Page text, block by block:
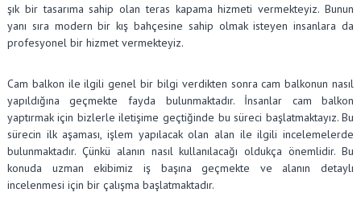
şık bir tasarıma sahip olan teras kapama hizmeti vermekteyiz. Bunun
yanı sıra modern bir kış bahçesine sahip olmak isteyen insanlara da
profesyonel bir hizmet vermekteyiz.
Cam balkon ile ilgili genel bir bilgi verdikten sonra cam balkonun nasıl
yapıldığına geçmekte fayda bulunmaktadır. İnsanlar cam balkon
yaptırmak için bizlerle iletişime geçtiğinde bu süreci başlatmaktayız. Bu
sürecin ilk aşaması, işlem yapılacak olan alan ile ilgili incelemelerde
bulunmaktadır. Çünkü alanın nasıl kullanılacağı oldukça önemlidir. Bu
konuda uzman ekibimiz iş başına geçmekte ve alanın detaylı
incelenmesi için bir çalışma başlatmaktadır.